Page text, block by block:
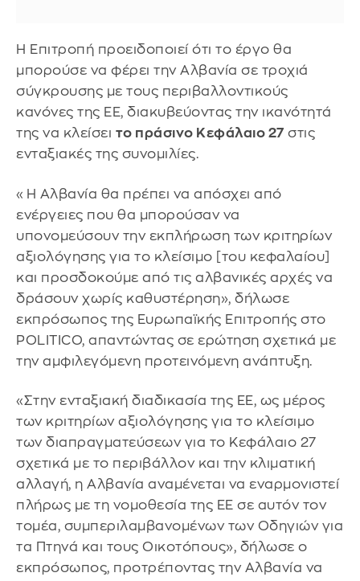
Η Επιτροπή προειδοποιεί ότι το έργο θα
μπορούσε να φέρει την Αλβανία σε τροχιά
σύγκρουσης με τους περιβαλλοντικούς
κανόνες της ΕΕ, διακυβεύοντας την ικανότητά
της να κλείσει το πράσινο Κεφάλαιο 27 στις
ενταξιακές της συνομιλίες.
«Η Αλβανία θα πρέπει να απόσχει από
ενέργειες που θα μπορούσαν να
υπονομεύσουν την εκπλήρωση των κριτηρίων
αξιολόγησης για το κλείσιμο [του κεφαλαίου]
και προσδοκούμε από τις αλβανικές αρχές να
δράσουν χωρίς καθυστέρηση», δήλωσε
εκπρόσωπος της Ευρωπαϊκής Επιτροπής στο
POLITICO, απαντώντας σε ερώτηση σχετικά με
την αμφιλεγόμενη προτεινόμενη ανάπτυξη.
«Στην ενταξιακή διαδικασία της ΕΕ, ως μέρος
των κριτηρίων αξιολόγησης για το κλείσιμο
των διαπραγματεύσεων για το Κεφάλαιο 27
σχετικά με το περιβάλλον και την κλιματική
αλλαγή, η Αλβανία αναμένεται να εναρμονιστεί
πλήρως με τη νομοθεσία της ΕΕ σε αυτόν τον
τομέα, συμπεριλαμβανομένων των Οδηγιών για
τα Πτηνά και τους Οικοτόπους», δήλωσε ο
εκπρόσωπος, προτρέποντας την Αλβανία να